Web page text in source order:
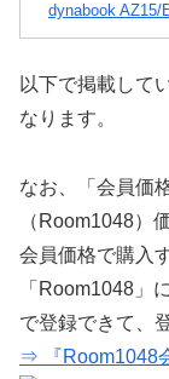
dynabook AZ15/
以下で掲載して
なります。
なお、「会員価
（Room1048）
会員価格で購入
「Room1048」
で登録できて、
⇒ 『Room1048